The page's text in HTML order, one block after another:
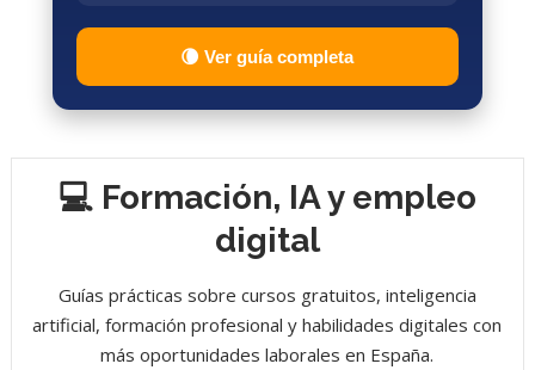
🌘 Ver guía completa
💻 Formación, IA y empleo
digital
Guías prácticas sobre cursos gratuitos, inteligencia
artificial, formación profesional y habilidades digitales con
más oportunidades laborales en España.